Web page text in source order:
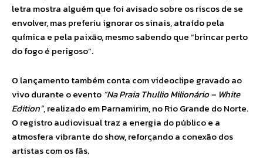
letra mostra alguém que foi avisado sobre os riscos de se
envolver, mas preferiu ignorar os sinais, atraído pela
química e pela paixão, mesmo sabendo que “brincar perto
do fogo é perigoso”.
O lançamento também conta com videoclipe gravado ao
vivo durante o evento “Na Praia Thullio Milionário – White
Edition”, realizado em Parnamirim, no Rio Grande do Norte.
O registro audiovisual traz a energia do público e a
atmosfera vibrante do show, reforçando a conexão dos
artistas com os fãs.